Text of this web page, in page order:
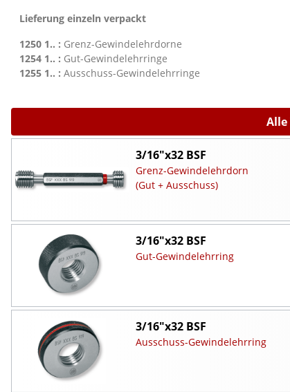
Lieferung einzeln verpackt
1250 1.. : Grenz-Gewindelehrdorne
1254 1.. : Gut-Gewindelehrringe
1255 1.. : Ausschuss-Gewindelehrringe
3/16"x32 BSF
Grenz-Gewindelehrdorn
(Gut + Ausschuss)
3/16"x32 BSF
Gut-Gewindelehrring
3/16"x32 BSF
Ausschuss-Gewindelehrring